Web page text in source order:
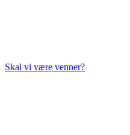
Skal vi være venner?